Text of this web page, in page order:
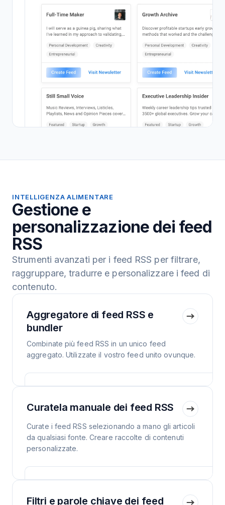
INTELLIGENZA ALIMENTARE
Gestione e
personalizzazione dei feed
RSS
Strumenti avanzati per i feed RSS per filtrare,
raggruppare, tradurre e personalizzare i feed di
contenuto.
Aggregatore di feed RSS e
bundler
Combinate più feed RSS in un unico feed
aggregato. Utilizzate il vostro feed unito ovunque.
Curatela manuale dei feed RSS
Curate i feed RSS selezionando a mano gli articoli
da qualsiasi fonte. Creare raccolte di contenuti
personalizzate.
Filtri e parole chiave dei feed